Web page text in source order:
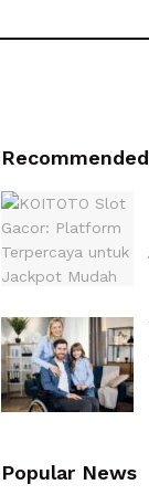
Recommended
Popular News